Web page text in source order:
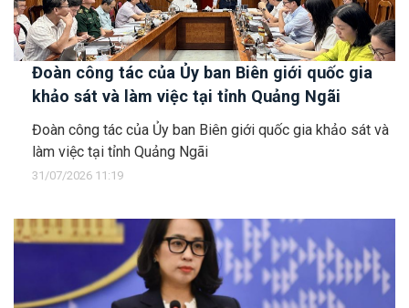
Đoàn công tác của Ủy ban Biên giới quốc gia
khảo sát và làm việc tại tỉnh Quảng Ngãi
Đoàn công tác của Ủy ban Biên giới quốc gia khảo sát và
làm việc tại tỉnh Quảng Ngãi
31/07/2026 11:19